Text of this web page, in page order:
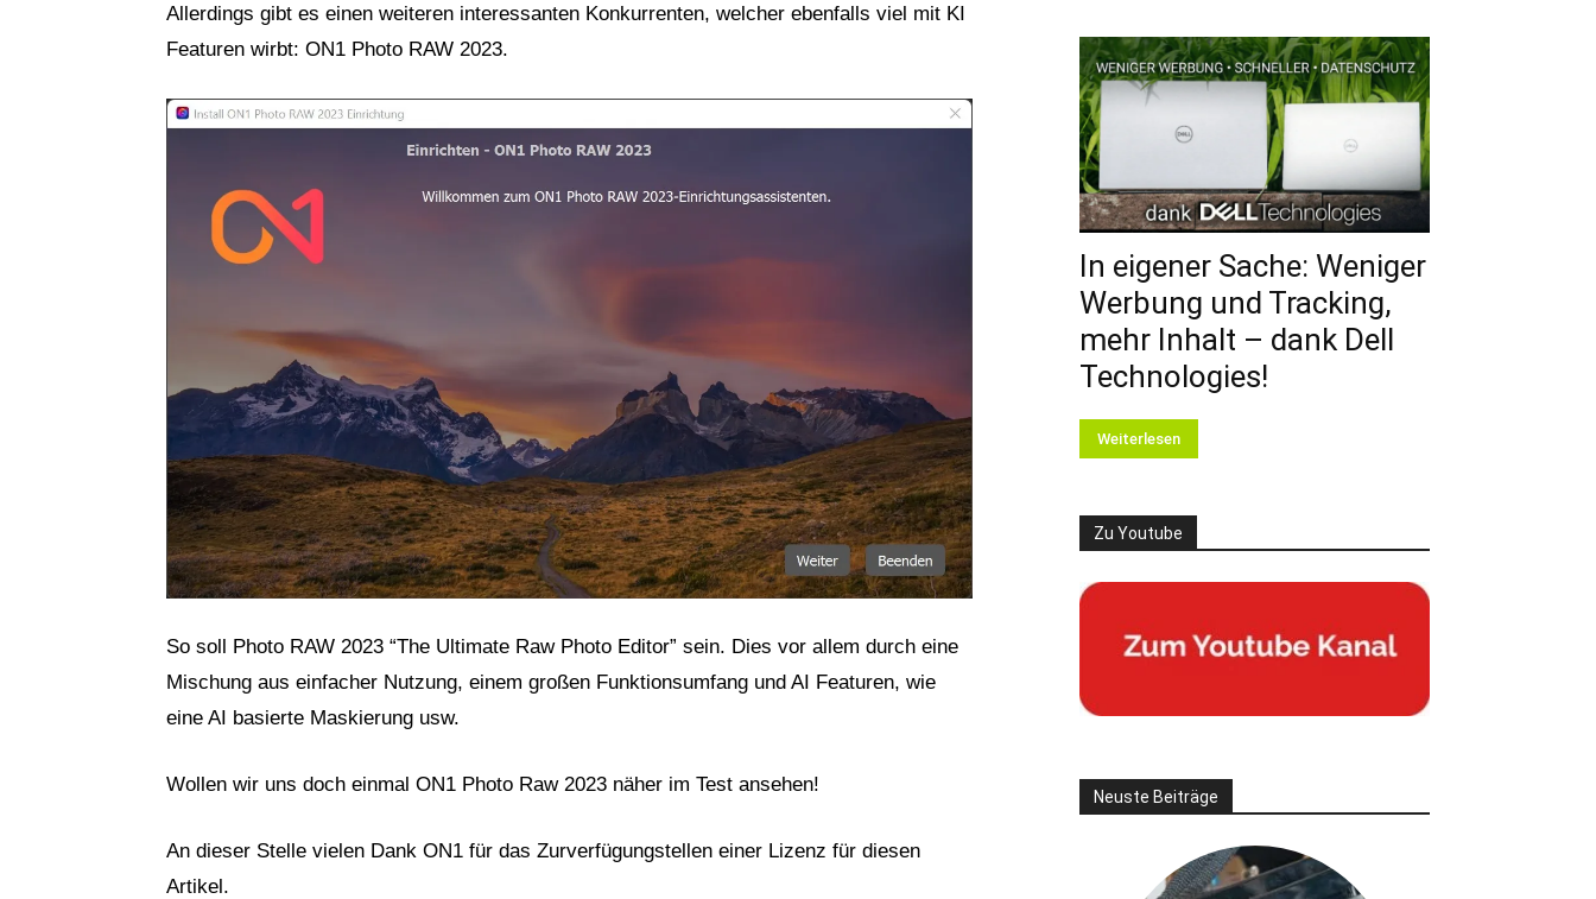
Allerdings gibt es einen weiteren interessanten Konkurrenten, welcher ebenfalls viel mit KI
Featuren wirbt: ON1 Photo RAW 2023.
So soll Photo RAW 2023 “The Ultimate Raw Photo Editor” sein. Dies vor allem durch eine
Mischung aus einfacher Nutzung, einem großen Funktionsumfang und AI Featuren, wie
eine AI basierte Maskierung usw.
Wollen wir uns doch einmal ON1 Photo Raw 2023 näher im Test ansehen!
An dieser Stelle vielen Dank ON1 für das Zurverfügungstellen einer Lizenz für diesen
Artikel.
In eigener Sache: Weniger
Werbung und Tracking,
mehr Inhalt – dank Dell
Technologies!
Weiterlesen
Zu Youtube
Neuste Beiträge